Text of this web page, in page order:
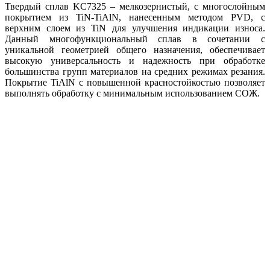
Твердый сплав KC7325 – мелкозернистый, с многослойным
покрытием из TiN-TiAlN, нанесенным методом PVD, с
верхним слоем из TiN для улучшения индикации износа.
Данный многофункциональный сплав в сочетании с
уникальной геометрией общего назначения, обеспечивает
высокую универсальность и надежность при обработке
большинства групп материалов на средних режимах резания.
Покрытие TiAlN с повышенной красностойкостью позволяет
выполнять обработку с минимальным использованием СОЖ.